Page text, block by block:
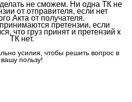
не сможем. Ни одна ТК не
от отправителя, если нет
Акта от получателя.
претензии, если
что груз принят и претензий к
ТК нет.
усилия, чтобы решить вопрос в
вашу пользу!